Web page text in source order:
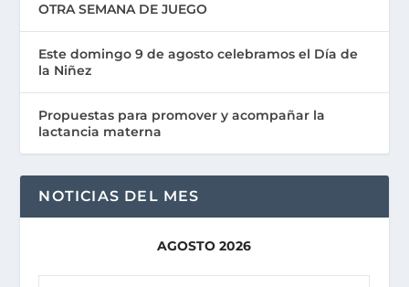
OTRA SEMANA DE JUEGO
Este domingo 9 de agosto celebramos el Día de
la Niñez
Propuestas para promover y acompañar la
lactancia materna
NOTICIAS DEL MES
AGOSTO 2026